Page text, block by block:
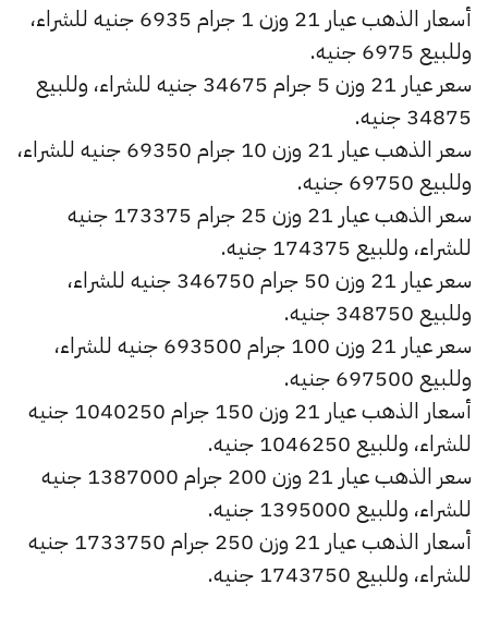
أسعار الذهب عيار 21 وزن 1 جرام 6935 جنيه للشراء،
وللبيع 6975 جنيه.
سعر عيار 21 وزن 5 جرام 34675 جنيه للشراء، وللبيع
34875 جنيه.
سعر الذهب عيار 21 وزن 10 جرام 69350 جنيه للشراء،
وللبيع 69750 جنيه.
سعر الذهب عيار 21 وزن 25 جرام 173375 جنيه
للشراء، وللبيع 174375 جنيه.
سعر عيار 21 وزن 50 جرام 346750 جنيه للشراء،
وللبيع 348750 جنيه.
سعر عيار 21 وزن 100 جرام 693500 جنيه للشراء،
وللبيع 697500 جنيه.
أسعار الذهب عيار 21 وزن 150 جرام 1040250 جنيه
للشراء، وللبيع 1046250 جنيه.
سعر الذهب عيار 21 وزن 200 جرام 1387000 جنيه
للشراء، وللبيع 1395000 جنيه.
أسعار الذهب عيار 21 وزن 250 جرام 1733750 جنيه
للشراء، وللبيع 1743750 جنيه.